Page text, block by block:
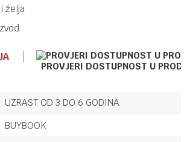
želja
PROVJERI DOSTUPNOST U
UZRAST OD 3 DO 6 GODINA
BUYBOOK